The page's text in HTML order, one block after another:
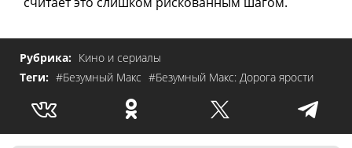
Рубрика: Кино и сериалы
Теги: #Безумный Макс #Безумный Макс: Дорога ярости